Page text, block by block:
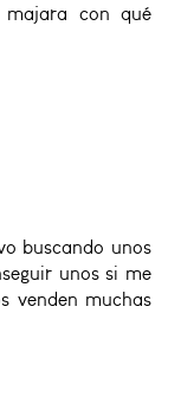
majara con qué
buscando unos
unos si me
venden muchas